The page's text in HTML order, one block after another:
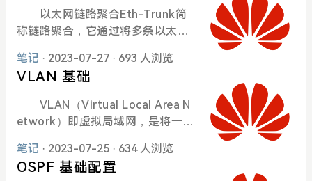
: Please proceed with caution!"
# snmp-agent local-engineid 80
0007DB03000000000000 snmp-
agent sys-info version v3 snmp
-agent group v3 USER_GROUP p
rivacy snmp-agent target-host
trap-hostname NMS address 10.
址、端口号等。
以太网链路聚合Eth-Trunk简
称链路聚合，它通过将多条以太网
链路，从而实现增加链路带宽的目
的。同时，这些捆绑在一起的链路
通过相互间的动态备份，可以有效
地提高链路的可靠性。 随着网
络规模不断扩大，用户对骨干链路
的带宽和可靠性提出越来越高的要
求。在传统技术中，常用更换高速
笔记 · 2023-07-27 · 693 人浏览
VLAN 基础
VLAN（Virtual Local Area N
etwork）即虚拟局域网，是将一个
播域的通信技术。每个VLAN是一
个广播域，VLAN内的主机间通信
笔记 · 2023-07-25 · 634 人浏览
OSPF 基础配置